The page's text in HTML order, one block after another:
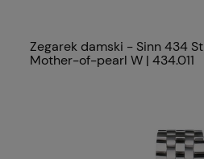
Zegarek damski - Sinn 434 St
Mother-of-pearl W | 434.011